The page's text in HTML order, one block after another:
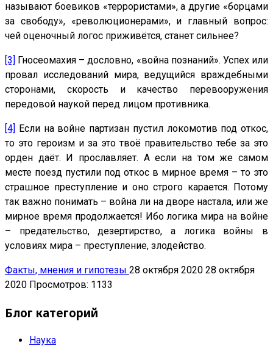
называют боевиков «террористами», а другие «борцами
за свободу», «революционерами», и главный вопрос:
чей оценочный логос приживётся, станет сильнее?
[3]
Гносеомахия – дословно, «война познаний». Успех или
провал исследований мира, ведущийся враждебными
сторонами, скорость и качество перевооружения
передовой наукой перед лицом противника.
[4]
Если на войне партизан пустил локомотив под откос,
то это героизм и за это твоё правительство тебе за это
орден даёт. И прославляет. А если на том же самом
месте поезд пустили под откос в мирное время – то это
страшное преступление и оно строго карается. Потому
так важно понимать – война ли на дворе настала, или же
мирное время продолжается! Ибо логика мира на войне
– предательство, дезертирство, а логика войны в
условиях мира – преступление, злодейство.
Факты, мнения и гипотезы 28 октября 2020 28 октября
2020 Просмотров: 1133
Блог категорий
Наука